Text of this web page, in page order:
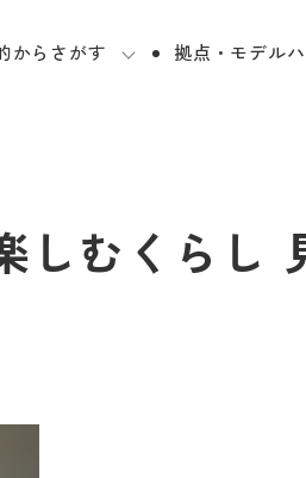
からさがす 拠点・モデル
むくらし